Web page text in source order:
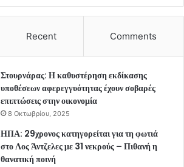
Recent Comments
Στουρνάρας: Η καθυστέρηση εκδίκασης
υποθέσεων αφερεγγυότητας έχουν σοβαρές
επιπτώσεις στην οικονομία
8 Οκτωβρίου, 2025
ΗΠΑ: 29χρονος κατηγορείται για τη φωτιά
στο Λος Άντζελες με 31 νεκρούς – Πιθανή η
θανατική ποινή